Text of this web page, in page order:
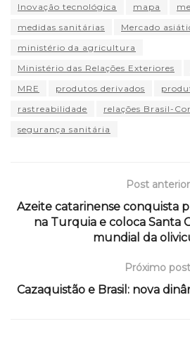
Inovação tecnológica
mapa
medidas sanitárias
Mercado
ministério da agricultura
Ministério das Relações Exteriores
MRE
produtos derivados
rastreabilidade
relações Brasil-
segurança sanitária
Post anterior
Azeite catarinense conquista
na Turquia e coloca Santa
mundial da
Próximo post
Cazaquistão e Brasil: nova